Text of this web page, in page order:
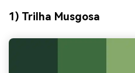
1) Trilha Musgosa